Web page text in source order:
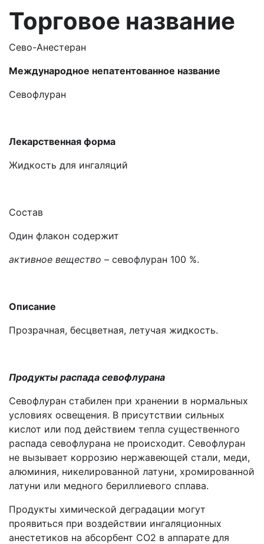
Торговое название
Сево-Анестеран
Международное непатентованное название
Севофлуран
Лекарственная форма
Жидкость для ингаляций
Состав
Один флакон содержит
активное вещество – севофлуран 100 %.
Описание
Прозрачная, бесцветная, летучая жидкость.
Продукты распада севофлурана
Севофлуран стабилен при хранении в нормальных
условиях освещения. В присутствии сильных
кислот или под действием тепла существенного
распада севофлурана не происходит. Севофлуран
не вызывает коррозию нержавеющей стали, меди,
алюминия, никелированной латуни, хромированной
латуни или медного бериллиевого сплава.
Продукты химической деградации могут
проявиться при воздействии ингаляционных
анестетиков на абсорбент CO2 в аппарате для